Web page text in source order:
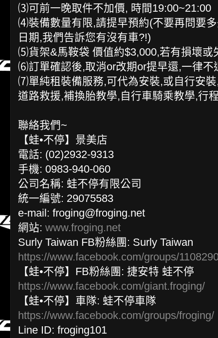
⑶可前一晚取件不加價, 時間19:00~21:00
⑷裝備數量有限,請提早預約(不要再問要
日期,我們告訴您有沒有車?!)
⑸貨架&馬鞍袋 價值約$3,000,若有損壞或
⑹訂單確認後,取消or改期or提早還,一律不
⑺單純租裝備服務,可代為安裝,或自行安裝
道路救援,補換胎教學,自行車騎乘教學,行
聯絡我們~
【蛙•不停】景美店
電話: (02)2932-9313
手機: 0983-940-060
公司名稱: 蛙不停有限公司
統一編號: 29075583
e-mail: froging@froging.net
網站: www.froging.net
Surly Taiwan FB粉絲團: Surly Taiwan
https://www.facebook.com/groups/
【蛙•不停】FB粉絲團: 捷安特 蛙不停
https://www.facebook.com/giant.froging/
【蛙•不停】車隊: 蛙不停車隊
https://www.facebook.com/groups/froging/
Line ID: froging101